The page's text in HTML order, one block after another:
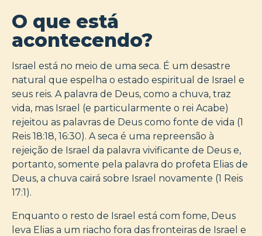
O que está
acontecendo?
Israel está no meio de uma seca. É um desastre
natural que espelha o estado espiritual de Israel e
seus reis. A palavra de Deus, como a chuva, traz
vida, mas Israel (e particularmente o rei Acabe)
rejeitou as palavras de Deus como fonte de vida (1
Reis 18:18, 16:30). A seca é uma repreensão à
rejeição de Israel da palavra vivificante de Deus e,
portanto, somente pela palavra do profeta Elias de
Deus, a chuva cairá sobre Israel novamente (1 Reis
17:1).
Enquanto o resto de Israel está com fome, Deus
leva Elias a um riacho fora das fronteiras de Israel e